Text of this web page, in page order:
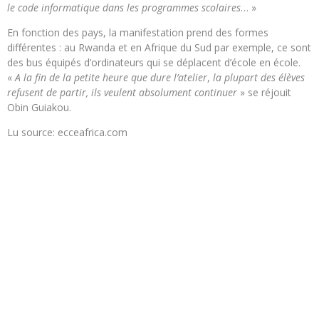
le code informatique dans les programmes scolaires… »
En fonction des pays, la manifestation prend des formes
différentes : au Rwanda et en Afrique du Sud par exemple, ce sont
des bus équipés d’ordinateurs qui se déplacent d’école en école.
«A la fin de la petite heure que dure l’atelier, la plupart des élèves
refusent de partir, ils veulent absolument continuer » se réjouit
Obin Guiakou.
Lu source: ecceafrica.com